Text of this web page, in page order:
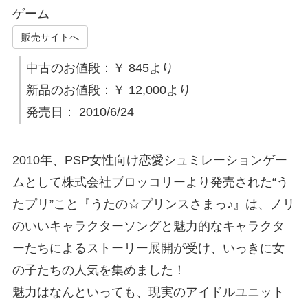
ゲーム
販売サイトへ
中古のお値段：￥ 845より
新品のお値段：￥ 12,000より
発売日： 2010/6/24
2010年、PSP女性向け恋愛シュミレーションゲー
ムとして株式会社ブロッコリーより発売された“う
たプリ”こと『うたの☆プリンスさまっ♪』は、ノリ
のいいキャラクターソングと魅力的なキャラクタ
ーたちによるストーリー展開が受け、いっきに女
の子たちの人気を集めました！
魅力はなんといっても、現実のアイドルユニット